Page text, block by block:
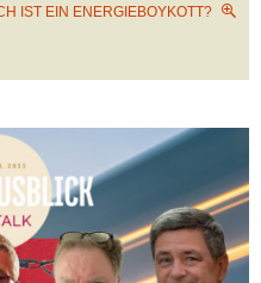
IST EIN ENERGIEBOYKOTT?